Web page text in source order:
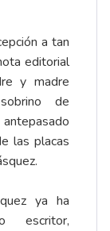
a tan
editorial
y madre
de
las placas
ya ha
escritor,